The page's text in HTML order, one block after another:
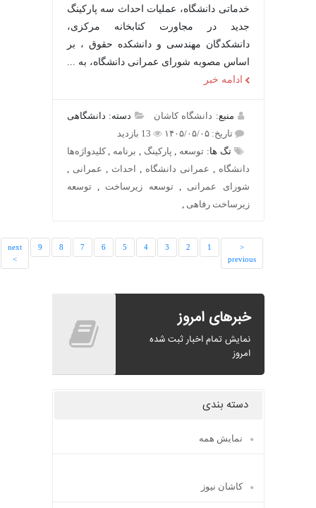
خدماتی دانشگاه، عملیات احداث سه پارکینگ
جدید در مجاورت کتابخانه مرکزی،
دانشکدگان مهندسی و دانشکده حقوق ، بر
اساس مصوبه شورای عمرانی دانشگاه، به ...
ادامه خبر
منبع:دانشگاه کاشان
دسته: دانشگاهی
تاریخ: ۱۴۰۵/۰۵/۰۵
13 بازدید
تگ ها: توسعه,پارکینگ , برنامه ,کلیدواژه‌ها
دانشگاه,عمرانی دانشگاه,احداث ,عمرانی,
شورای عمرانی, توسعه زیرساخت,توسعه
زیرساخت رفاهی,
previous
next
>
last
>>
خبرهای امروز
نمایش تمام اخبار ثبت شده
دسته بندی
نمایش همه
کاشان نیوز